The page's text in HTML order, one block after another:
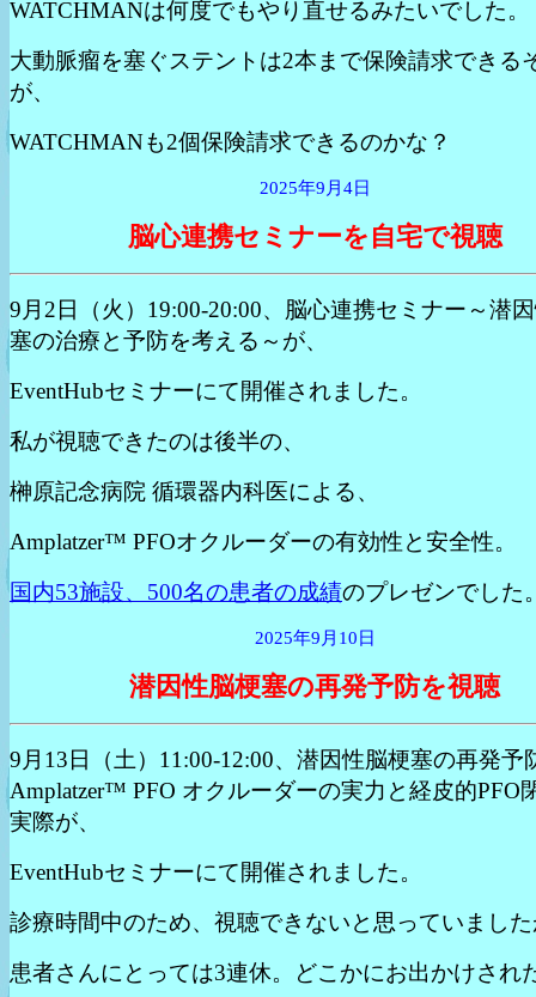
WATCHMANは何度でもやり直せるみたいでした。
大動脈瘤を塞ぐステントは2本まで保険請求できる
が、
WATCHMANも2個保険請求できるのかな？
2025年9月4日
脳心連携セミナーを自宅で視聴
9月2日（火）19:00-20:00、脳心連携セミナー～潜
塞の治療と予防を考える～が、
EventHubセミナーにて開催されました。
私が視聴できたのは後半の、
榊原記念病院 循環器内科医による、
Amplatzer™ PFOオクルーダーの有効性と安全性。
国内53施設、500名の患者の成績のプレゼンでした
2025年9月10日
潜因性脳梗塞の再発予防を視聴
9月13日（土）11:00-12:00、潜因性脳梗塞の再発予
Amplatzer™ PFO オクルーダーの実力と経皮的PFO
実際が、
EventHubセミナーにて開催されました。
診療時間中のため、視聴できないと思っていまし
患者さんにとっては3連休。どこかにお出かけされ